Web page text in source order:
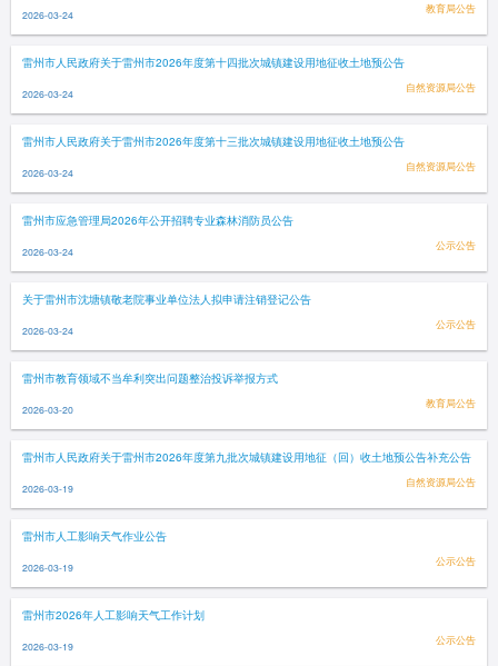
2026-03-24 教育局公告
雷州市人民政府关于雷州市2026年度第十四批次城镇建设用地征收土地预公告
2026-03-24 自然资源局公告
雷州市人民政府关于雷州市2026年度第十三批次城镇建设用地征收土地预公告
2026-03-24 自然资源局公告
雷州市应急管理局2026年公开招聘专业森林消防员公告
2026-03-24 公示公告
关于雷州市沈塘镇敬老院事业单位法人拟申请注销登记公告
2026-03-24 公示公告
雷州市教育领域不当牟利突出问题整治投诉举报方式
2026-03-20 教育局公告
雷州市人民政府关于雷州市2026年度第九批次城镇建设用地征（回）收土地预公告补充公告
2026-03-19 自然资源局公告
雷州市人工影响天气作业公告
2026-03-19 公示公告
雷州市2026年人工影响天气工作计划
2026-03-19 公示公告